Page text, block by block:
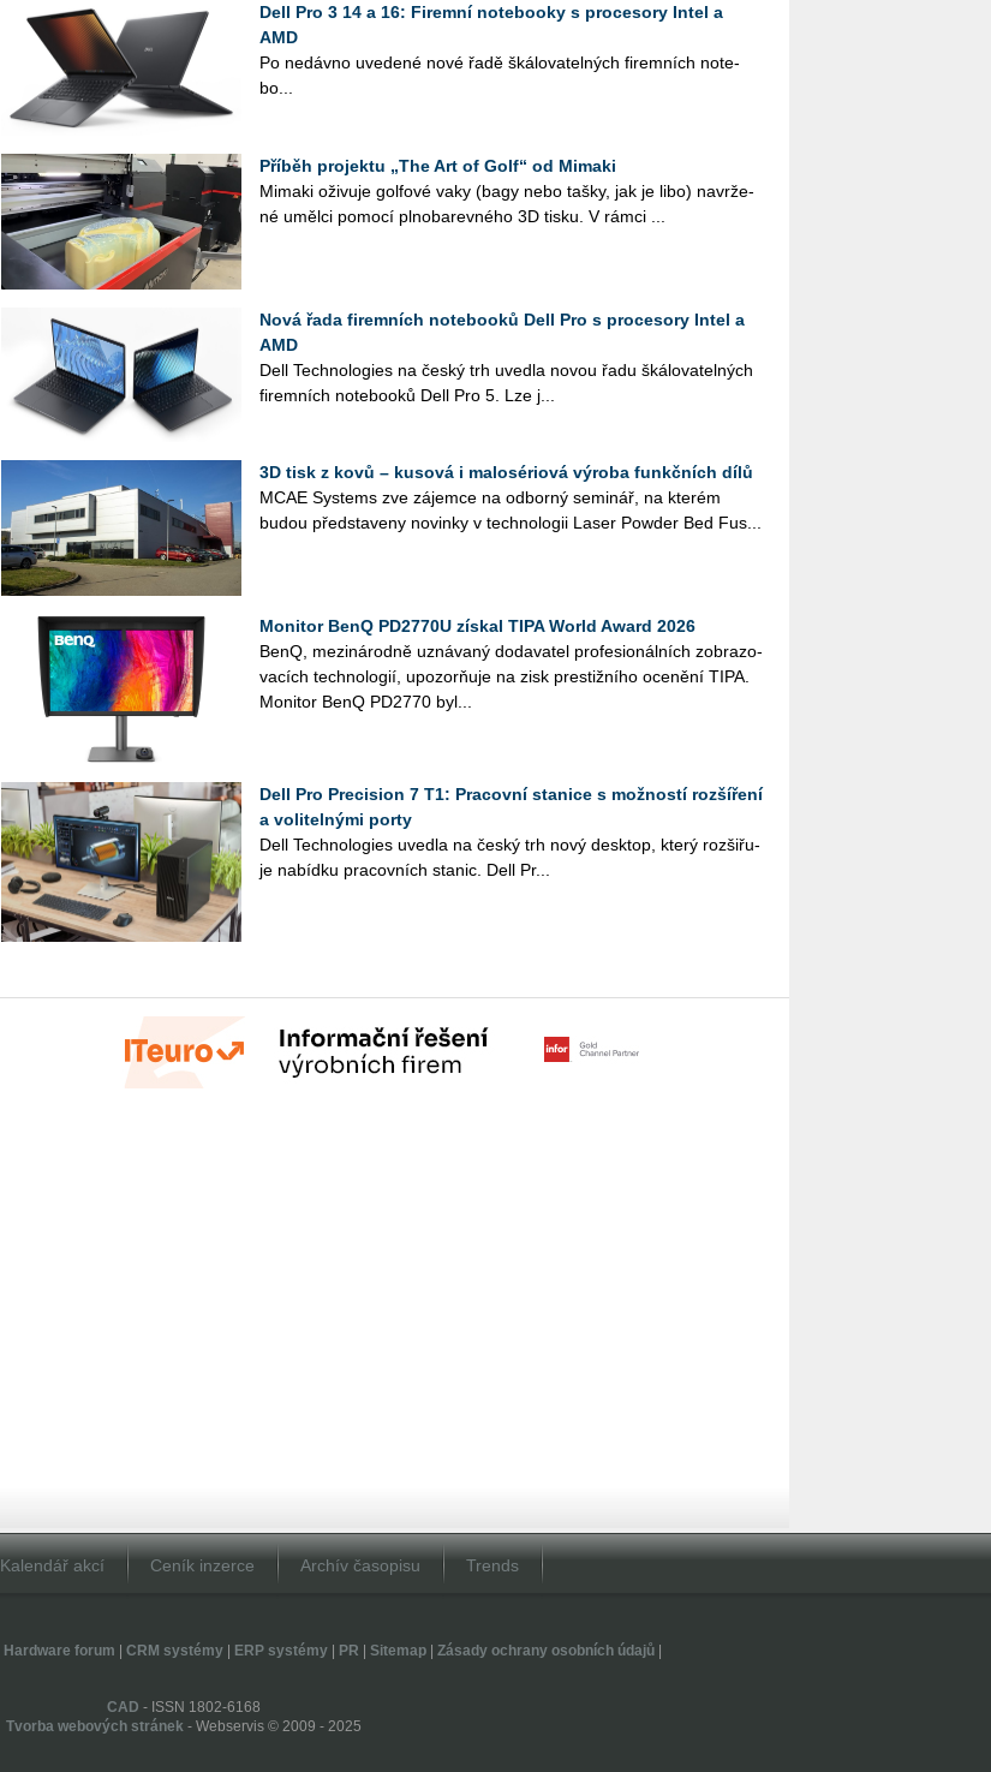
Dell Pro 3 14 a 16: Firemní notebooky s procesory Intel a
AMD
Po ne­dáv­no uve­de­né nové řadě šká­lo­va­tel­ných fi­rem­ních no­te­
bo...
Příběh projektu „The Art of Golf“ od Mimaki
Mi­ma­ki oži­vu­je gol­fo­vé vaky (bagy nebo tašky, jak je libo) na­vr­že­
né uměl­ci po­mo­cí pl­no­ba­rev­né­ho 3D tisku. V rámci ...
Nová řada firemních notebooků Dell Pro s procesory Intel a
AMD
Dell Tech­no­lo­gies na český trh uved­la novou řadu šká­lo­va­tel­ných
fi­rem­ních no­te­boo­ků Dell Pro 5. Lze j...
3D tisk z kovů – kusová i malosériová výroba funkčních dílů
MCAE Sys­tems zve zá­jem­ce na od­bor­ný se­mi­nář, na kte­rém
budou před­sta­ve­ny no­vin­ky v tech­no­lo­gii Laser Pow­der Bed Fus...
Monitor BenQ PD2770U získal TIPA World Award 2026
BenQ, me­zi­ná­rod­ně uzná­va­ný do­da­va­tel pro­fe­si­o­nál­ních zob­ra­zo­
va­cích tech­no­lo­gií, upo­zorňuje na zisk pres­tiž­ní­ho oce­ně­ní TIPA.
Mo­ni­tor BenQ PD2770 byl...
Dell Pro Precision 7 T1: Pracovní stanice s možností rozšíření
a volitelnými porty
Dell Tech­no­lo­gies uved­la na český trh nový desktop, který roz­ši­řu­
je na­bíd­ku pra­cov­ních sta­nic. Dell Pr...
Kalendář akcí Ceník inzerce Archív časopisu Trends
Hardware forum CRM systémy| ERP systémy| PR Sitemap| Zásady ochrany osobních údajů|
CAD - ISSN 1802-6168
Tvorba webových stránek - Webservis © 2009 - 2025